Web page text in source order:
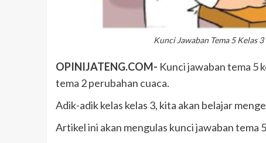
Kunci Jawaban Tema 5 Kelas
OPINIJATENG.COM- Kunci jawaban tema 5
tema 2 perubahan cuaca.
Adik-adik kelas kelas 3, kita akan belajar
Artikel ini akan mengulas kunci jawaban tema